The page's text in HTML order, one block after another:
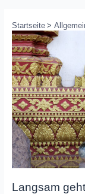
Startseite
Langsam